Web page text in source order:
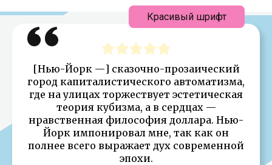
[Нью-Йорк —] сказочно-прозаический
город капиталистического автоматизма,
где на улицах торжествует эстетическая
теория кубизма, а в сердцах —
нравственная философия доллара. Нью-
Йорк импонировал мне, так как он
полнее всего выражает дух современной
эпохи.
Красивый шрифт